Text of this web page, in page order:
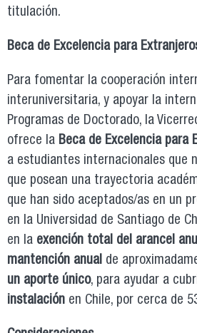
titulación.
Beca de Excelencia para
Para fomentar la cooperación
interuniversitaria, y apoyar la
Programas de Doctorado, la
ofrece la Beca de Excelencia para
a estudiantes internacionales que
que posean una trayectoria
que han sido aceptados/as en un
en la Universidad de Santiago de
en la exención total del arancel
mantención anual de
un aporte único, para ayudar a
instalación en Chile, por cerca de